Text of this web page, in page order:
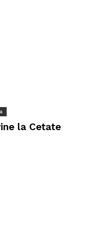
la Cetate